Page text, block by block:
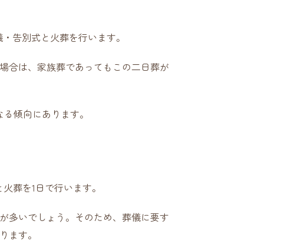
告別式と火葬を行います。
合は、家族葬であってもこの二日葬が
傾向にあります。
葬を1日で行います。
多いでしょう。そのため、葬儀に要す
ます。